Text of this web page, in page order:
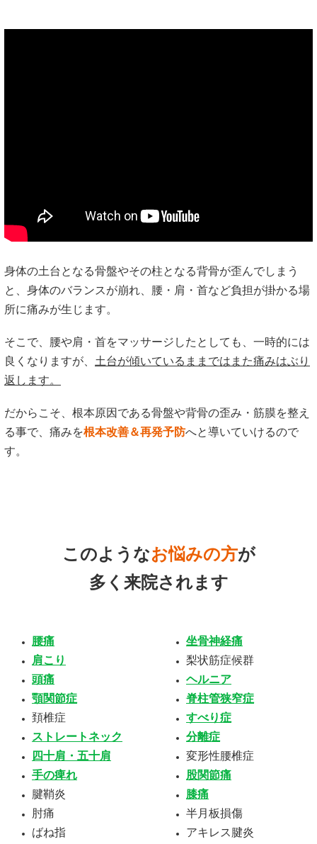
身体の土台となる骨盤やその柱となる背骨が歪んでしまう
と、身体のバランスが崩れ、腰・肩・首など負担が掛かる場
所に痛みが生じます。
そこで、腰や肩・首をマッサージしたとしても、一時的には
良くなりますが、 土台が傾いているままではまた痛みはぶり
返します。
だからこそ、根本原因である骨盤や背骨の歪み・筋膜を整え
る事で、痛みを根本改善＆再発予防へと導いていけるので
す。
このようなお悩みの方が
多く来院されます
腰痛
肩こり
頭痛
顎関節症
頚椎症
ストレートネック
四十肩・五十肩
手の痺れ
腱鞘炎
肘痛
ばね指
坐骨神経痛
梨状筋症候群
ヘルニア
脊柱管狭窄症
すべり症
分離症
変形性腰椎症
股関節痛
膝痛
半月板損傷
アキレス腱炎